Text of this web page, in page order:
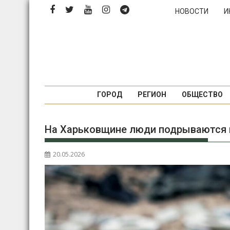
Перейти
НОВОСТИ
ГОРОД РЕГИОН ОБЩЕСТВО
На Харьковщине люди подрываются
20.05.2026